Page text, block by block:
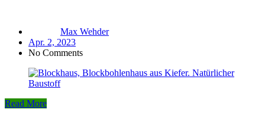
Max Wehder
Apr. 2, 2023
No Comments
Read More